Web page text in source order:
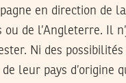
en direction de
ou de l’Angleterre. Il
Ni des
leur pays d’origine